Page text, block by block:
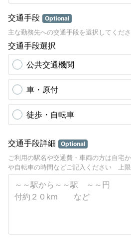
交通手段 Optional
主な勤務先への交通手段を選択してくだ
交通手段選択
公共交通機関
車・原付
徒歩・自転車
交通手段詳細 Optional
ご利用の駅名や交通費・車両の方は自宅
や自転車の時間などご記入ください 上